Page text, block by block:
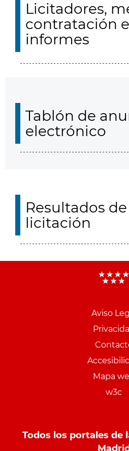
Licitadores,
contratación e
informes
Tablón de
electrónico
Resultados de
licitación
Aviso
Mapa
w3c
Todos los portales de
Madrid